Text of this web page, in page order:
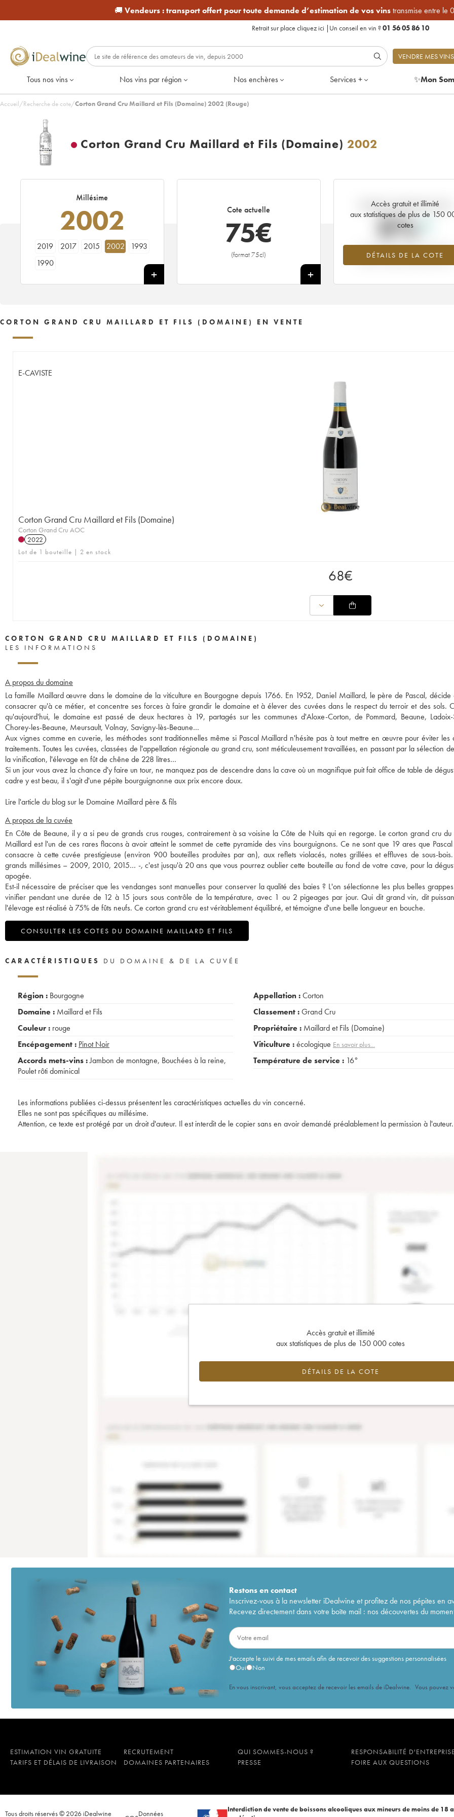
🚚 Vendeurs :transport offert pour toute demande d’estimation de vos vinstransmise entre le
Retrait sur place cliquez ici | Un conseil en vin ?01 56 05 86 10
VENDRE MES VINS
Tous nos vins Nos vins par région Nos enchères Services + ✨Mon
Accueil/Recherche de cote/Corton Grand Cru Maillard et Fils (Domaine) 2002 (Rouge)
Corton Grand Cru Maillard et Fils (Domaine) 2002
Millésime
2002
2019 2017 2015 2002
1993
1990
Cote actuelle
75€
(format 75cl)
+
Accès gratuit et illimité
aux statistiques de plus de 150
cotes
DÉTAILS DE LA COTE
Tendance actuelle de la cote
0%
Tendance à la hausse du millésime
2002 en 2026 par rapport à 2025
CORTON GRAND CRU MAILLARD ET FILS (DOMAINE) EN VENTE
E-CAVISTE
Corton Grand Cru Maillard et Fils (Domaine)
Corton Grand Cru AOC
2022
Lot de 1 bouteille | 2 en stock
68€
CORTON GRAND CRU MAILLARD ET FILS (DOMAINE)
LES INFORMATIONS
A propos du domaine
La famille Maillard œuvre dans le domaine de la viticulture en Bourgogne depuis 1766. En 1952, Daniel Maillard, le père de Pascal, décide
consacrer qu'à ce métier, et concentre ses forces à faire grandir le domaine et à élever des cuvées dans le respect du terroir et des sols.
qu'aujourd'hui, le domaine est passé de deux hectares à 19, partagés sur les communes d'Aloxe-Corton, de Pommard, Beaune,
Chorey-les-Beaune, Meursault, Volnay, Savigny-lès-Beaune…
Aux vignes comme en cuverie, les méthodes sont traditionnelles même si Pascal Maillard n'hésite pas à tout mettre en œuvre pour éviter les
traitements. Toutes les cuvées, classées de l'appellation régionale au grand cru, sont méticuleusement travaillées, en passant par la sélection
la vinification, l'élevage en fût de chêne de 228 litres…
Si un jour vous avez la chance d'y faire un tour, ne manquez pas de descendre dans la cave où un magnifique puit fait office de table de
cadre y est beau, il s'agit d'une pépite bourguignonne aux prix encore doux.
Lire l'article du blog sur le Domaine Maillard père & fils
A propos de la cuvée
En Côte de Beaune, il y a si peu de grands crus rouges, contrairement à sa voisine la Côte de Nuits qui en regorge. Le corton grand cru du
Maillard est l'un de ces rares flacons à avoir atteint le sommet de cette pyramide des vins bourguignons. Ce ne sont que 19 ares que
consacre à cette cuvée prestigieuse (environ 900 bouteilles produites par an), aux reflets violacés, notes grillées et effluves de sous-
grands millésimes – 2009, 2010, 2015… -, c'est jusqu'à 20 ans que vous pourrez oublier cette bouteille au fond de votre cave, pour la
apogée.
Est-il nécessaire de préciser que les vendanges sont manuelles pour conserver la qualité des baies ? L'on sélectionne les plus belles
vinifier pendant une durée de 12 à 15 jours sous contrôle de la température, avec 1 ou 2 pigeages par jour. Qui dit grand vin, dit
l'élevage est réalisé à 75% de fûts neufs. Ce corton grand cru est véritablement équilibré, et témoigne d'une belle longueur en bouche.
CONSULTER LES COTES DU DOMAINE MAILLARD ET FILS
CARACTÉRISTIQUES DU DOMAINE & DE LA CUVÉE
Région : Bourgogne
Domaine : Maillard et Fils
Couleur : rouge
Encépagement : Pinot Noir
Accords mets-vins :Jambon de montagne, Bouchées à la reine,
Poulet rôti dominical
Appellation :Corton
Classement :Grand Cru
Propriétaire : Maillard et Fils (Domaine)
Viticulture :écologique En savoir plus...
Température de service : 16°
Les informations publiées ci-dessus présentent les caractéristiques actuelles du vin concerné.
Elles ne sont pas spécifiques au millésime.
Attention, ce texte est protégé par un droit d'auteur. Il est interdit de le copier sans en avoir demandé préalablement la permission à l'auteur.
Accès gratuit et illimité
aux statistiques de plus de 150 000 cotes
DÉTAILS DE LA COTE
Restons encontact
Inscrivez-vous à la newsletter iDealwine et profitez de nos pépites en
Recevez directement dans votre boîte mail : nos découvertes du
J'accepte le suivi de mes emails afin de recevoir des suggestions personnalisées
Oui
Non
En vous inscrivant, vous acceptez de recevoir les emails de iDealwine. Vous pouvez
ESTIMATION VIN GRATUITE RECRUTEMENT QUI SOMMES-NOUS ?
RESPONSABILITÉ
TARIFS ET DÉLAIS DE LIVRAISON
DOMAINES PARTENAIRES PRESSE FOIRE AUX QUESTIONS
Tous droits réservés © 2026 iDealwine Données
Interdiction de vente de boissons alcooliques aux mineurs de moins de